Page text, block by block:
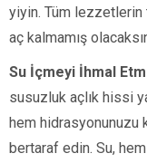
yiyin. Tüm lezzetlerin
aç kalmamış
Su İçmeyi İhmal
susuzluk açlık hissi
hem hidrasyonunuzu
bertaraf edin. Su,